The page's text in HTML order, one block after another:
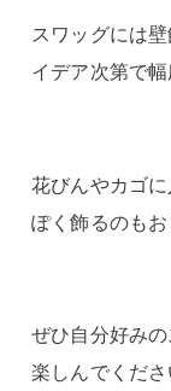
スワッグには
イデア次第で
花びんやカゴ
ぽく飾るのも
ぜひ自分好み
楽しんでくださ